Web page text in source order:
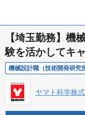
【埼玉勤務】機
験を活かしてキ
機械設計職（技術開発研究
ヤマト科学株